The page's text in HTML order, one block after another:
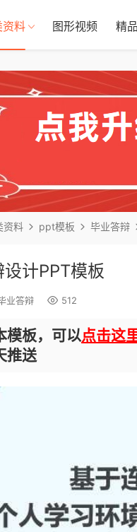
资料 图形视频 精
资料 ppt模板 毕业答辩
计PPT模板
业答辩 512
模板，可以点击这
推送